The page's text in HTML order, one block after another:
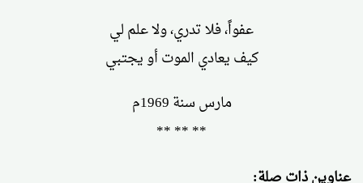
عفواً، فلا تدري، ولا علم لي
كيف يعادي الموت أو يجتبي
مارس سنة 1969م
** ** **
عناوين ذات صلة: